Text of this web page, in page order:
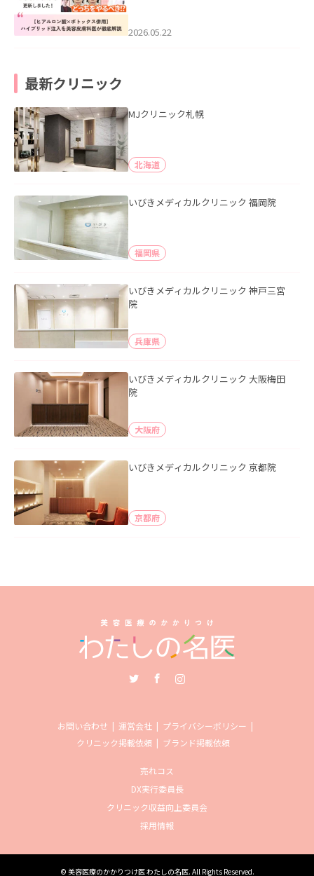
た。
2026.05.22
最新クリニック
MJクリニック札幌
北海道
いびきメディカルクリニック 福岡院
福岡県
いびきメディカルクリニック 神戸三宮
院
兵庫県
いびきメディカルクリニック 大阪梅田
院
大阪府
いびきメディカルクリニック 京都院
京都府
お問い合わせ 運営会社
プライバシーポリシー
クリニック掲載依頼
ブランド掲載依頼
売れコス
DX実行委員長
クリニック収益向上委員会
採用情報
© 美容医療のかかりつけ医 わたしの名医. All Rights Reserved.